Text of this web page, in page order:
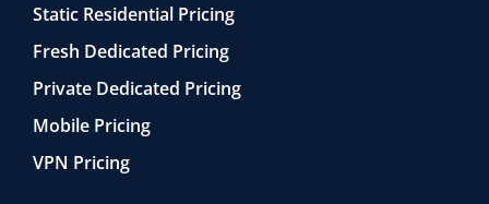
Static Residential Pricing
Fresh Dedicated Pricing
Private Dedicated Pricing
Mobile Pricing
VPN Pricing